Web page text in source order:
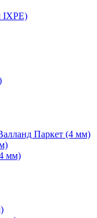
IXPE)
Паркет (4 мм)
мм)